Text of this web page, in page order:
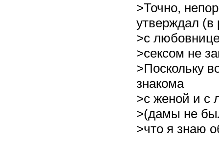
>Точно,
утверждал (в
>с
>сексом не
>Поскольку
знакома
>с женой и с
>(дамы не
>что я знаю